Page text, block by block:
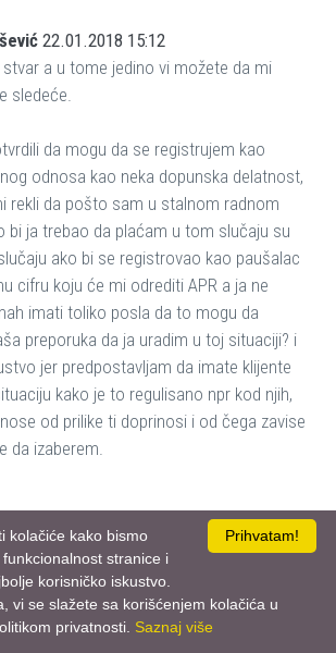
22.01.2018 15:12
a u tome jedino vi možete da mi
sledeće.
da mogu da se registrujem kao
odnosa kao neka dopunska delatnost,
rekli da pošto sam u stalnom radnom
bi ja trebao da plaćam u tom slučaju su
ako bi se registrovao kao paušalac
cifru koju će mi odrediti APR a ja ne
imati toliko posla da to mogu da
preporuka da ja uradim u toj situaciji? i
jer predpostavljam da imate klijente
kako je to regulisano npr kod njih,
od prilike ti doprinosi i od čega zavise
da izaberem.
23:39
ali duže vreme bih hteo preko
Prihvatam!
kolačiće kako bismo
stranice i
korisničko iskustvo.
vi se slažete sa korišćenjem kolačića u
privatnosti. Saznaj više